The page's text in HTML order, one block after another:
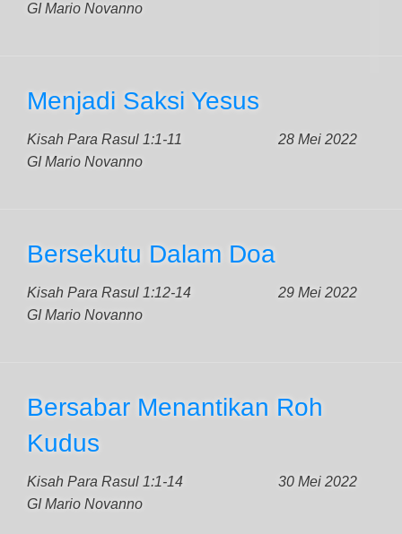
GI Mario Novanno
Menjadi Saksi Yesus
Kisah Para Rasul 1:1-11
28 Mei 2022
GI Mario Novanno
Bersekutu Dalam Doa
Kisah Para Rasul 1:12-14
29 Mei 2022
GI Mario Novanno
Bersabar Menantikan Roh
Kudus
Kisah Para Rasul 1:1-14
30 Mei 2022
GI Mario Novanno